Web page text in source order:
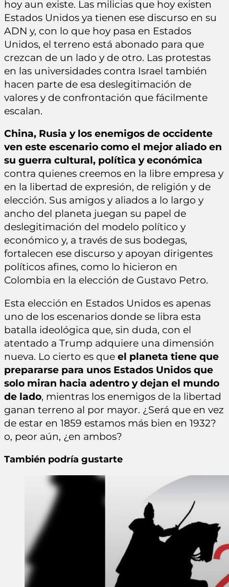
hoy aun existe. Las milicias que hoy existen
Estados Unidos ya tienen ese discurso en su
ADN y, con lo que hoy pasa en Estados
Unidos, el terreno está abonado para que
crezcan de un lado y de otro. Las protestas
en las universidades contra Israel también
hacen parte de esa deslegitimación de
valores y de confrontación que fácilmente
escalan.
China, Rusia y los enemigos de occidente
ven este escenario como el mejor aliado en
su guerra cultural, política y económica
contra quienes creemos en la libre empresa y
en la libertad de expresión, de religión y de
elección. Sus amigos y aliados a lo largo y
ancho del planeta juegan su papel de
deslegitimación del modelo político y
económico y, a través de sus bodegas,
fortalecen ese discurso y apoyan dirigentes
políticos afines, como lo hicieron en
Colombia en la elección de Gustavo Petro.
Esta elección en Estados Unidos es apenas
uno de los escenarios donde se libra esta
batalla ideológica que, sin duda, con el
atentado a Trump adquiere una dimensión
nueva. Lo cierto es que el planeta tiene que
prepararse para unos Estados Unidos que
solo miran hacia adentro y dejan el mundo
de lado, mientras los enemigos de la libertad
ganan terreno al por mayor. ¿Será que en vez
de estar en 1859 estamos más bien en 1932?
o, peor aún, ¿en ambos?
También podría gustarte